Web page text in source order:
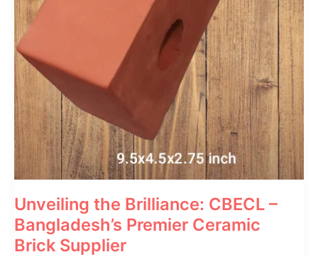
Unveiling the Brilliance: CBECL –
Bangladesh’s Premier Ceramic
Brick Supplier